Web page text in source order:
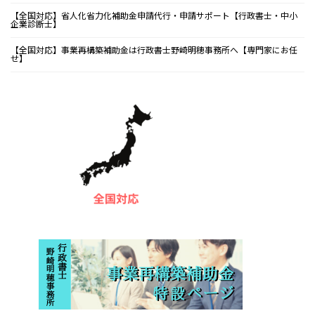
【全国対応】省人化省力化補助金申請代行・申請サポート【行政書士・中小
企業診断士】
【全国対応】事業再構築補助金は行政書士野崎明穂事務所へ【専門家にお任
せ】